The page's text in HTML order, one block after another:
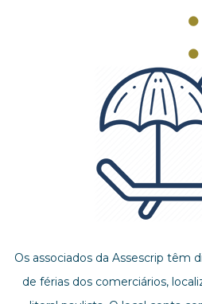
Os associados da Assescrip têm
de férias dos comerciários,